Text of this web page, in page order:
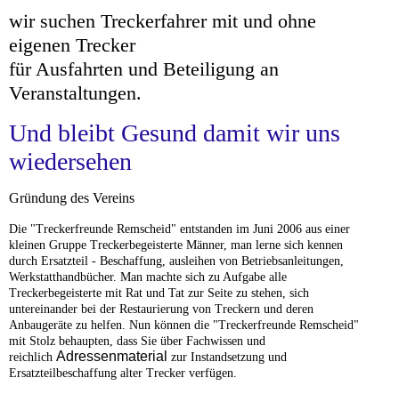
wir suchen Treckerfahrer mit und ohne
eigenen Trecker
für Ausfahrten und Beteiligung an
Veranstaltungen.
Und bleibt Gesund damit wir uns
wiedersehen
Gründung des Vereins
Die "Treckerfreunde Remscheid" entstanden im Juni 2006 aus einer
kleinen Gruppe Treckerbegeisterte Männer, man lerne sich kennen
durch Ersatzteil - Beschaffung, ausleihen von Betriebsanleitungen,
Werkstatthandbücher. Man machte sich zu Aufgabe alle
Treckerbegeisterte mit Rat und Tat zur Seite zu stehen, sich
untereinander bei der Restaurierung von Treckern und deren
Anbaugeräte zu helfen. Nun können die "Treckerfreunde Remscheid"
mit Stolz behaupten, dass Sie über Fachwissen und
reichlich Adressenmaterial zur Instandsetzung und
Ersatzteilbeschaffung alter Trecker verfügen.